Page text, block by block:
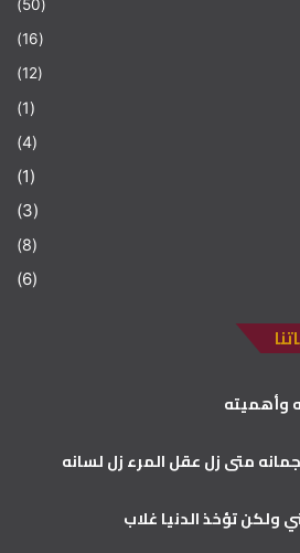
(50)
(16)
(12)
(1)
(4)
(1)
(3)
(8)
(6)
وأهميته
متى زل عقل المرء زل لسانه
ولكن تؤخذ الدنيا غلاب